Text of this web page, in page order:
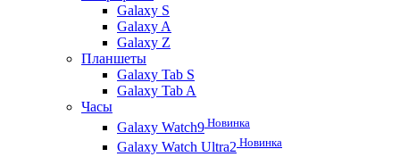
Galaxy S
Galaxy A
Galaxy Z
Планшеты
Galaxy Tab S
Galaxy Tab A
Часы
Galaxy Watch9 Новинка
Galaxy Watch Ultra2 Новинка